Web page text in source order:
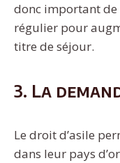
donc important
régulier pour
titre de séjour.
3. La
Le droit d’asile
dans leur pays